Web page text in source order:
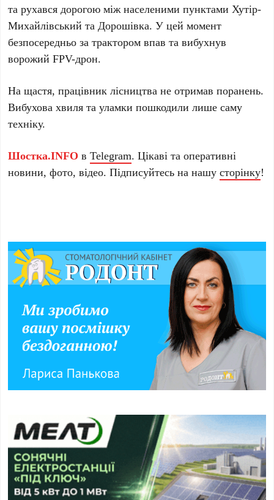
та рухався дорогою між населеними пунктами Хутір-
Михайлівський та Дорошівка. У цей момент
безпосередньо за трактором впав та вибухнув
ворожий FPV-дрон.
На щастя, працівник лісництва не отримав поранень.
Вибухова хвиля та уламки пошкодили лише саму
техніку.
Шостка.INFO вTelegram. Цікаві та оперативні
новини, фото, відео. Підписуйтесь на нашусторінку!